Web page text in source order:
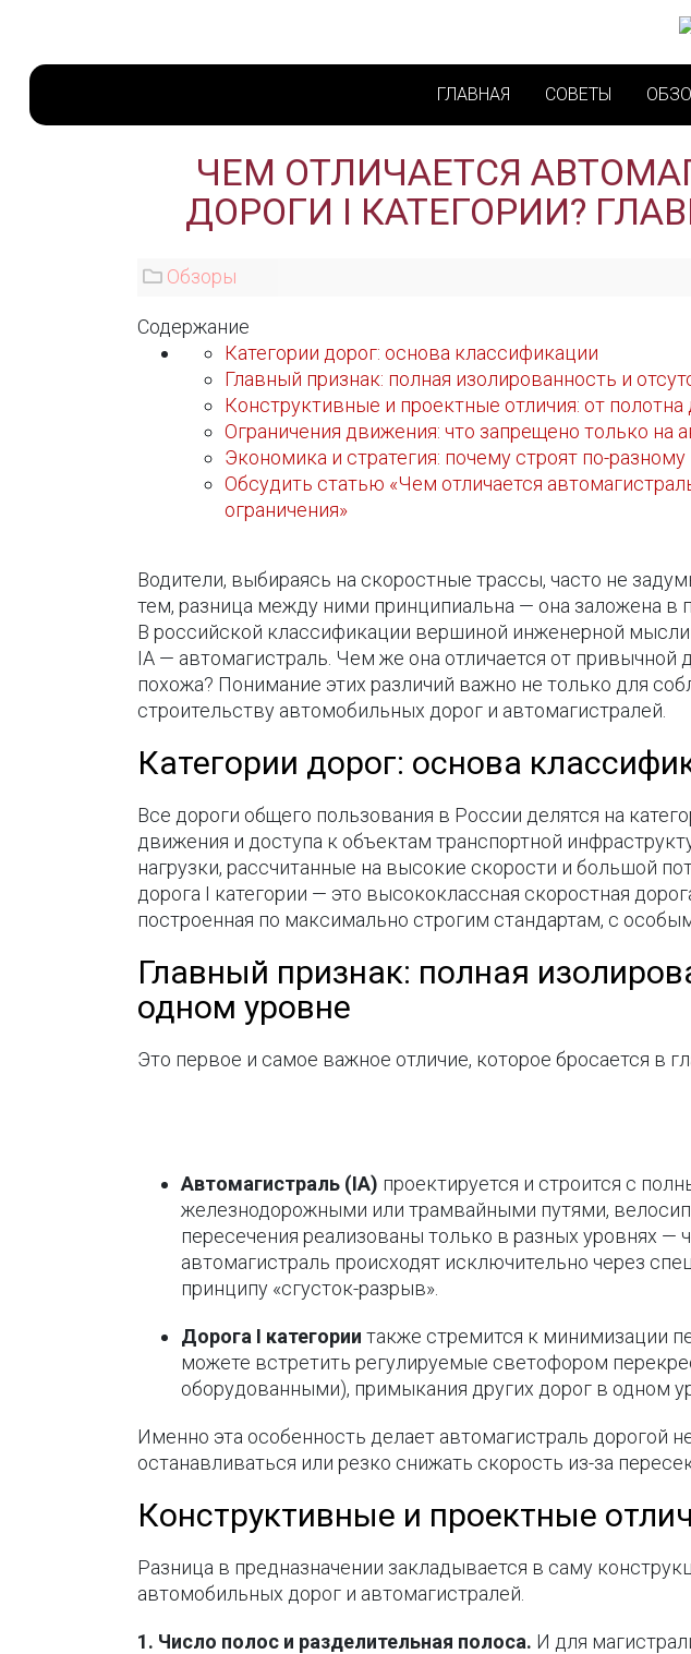
ГЛАВНАЯ СОВЕТЫ
ЧЕМ ОТЛИЧАЕТСЯ
ДОРОГИ I КАТЕГОРИИ?
Обзоры
Содержание
Категории дорог: основа классификации
Главный признак: полная изолированность и
Конструктивные и проектные отличия: от
Ограничения движения: что запрещено только на
Экономика и стратегия: почему строят по-разному
Обсудить статью «Чем отличается
ограничения»
Водители, выбираясь на скоростные трассы, часто не
тем, разница между ними принципиальна — она заложена в
В российской классификации вершиной инженерной
IА — автомагистраль. Чем же она отличается от
похожа? Понимание этих различий важно не только для
строительству автомобильных дорог и автомагистралей.
Категории дорог: основа
Все дороги общего пользования в России делятся на
движения и доступа к объектам транспортной
нагрузки, рассчитанные на высокие скорости и большой
дорога I категории — это высококлассная скоростная
построенная по максимально строгим стандартам, с
Главный признак: полная
одном уровне
Это первое и самое важное отличие, которое бросается в
Автомагистраль (IА) проектируется и строится с
железнодорожными или трамвайными путями,
пересечения реализованы только в разных уровнях
автомагистраль происходят исключительно через
принципу «сгусток-разрыв».
Дорога I категории также стремится к минимизации
можете встретить регулируемые светофором
оборудованными), примыкания других дорог в одном
Именно эта особенность делает автомагистраль дорогой
останавливаться или резко снижать скорость из-за
Конструктивные и проектные
Разница в предназначении закладывается в саму
автомобильных дорог и автомагистралей.
1. Число полос и разделительная полоса. И для